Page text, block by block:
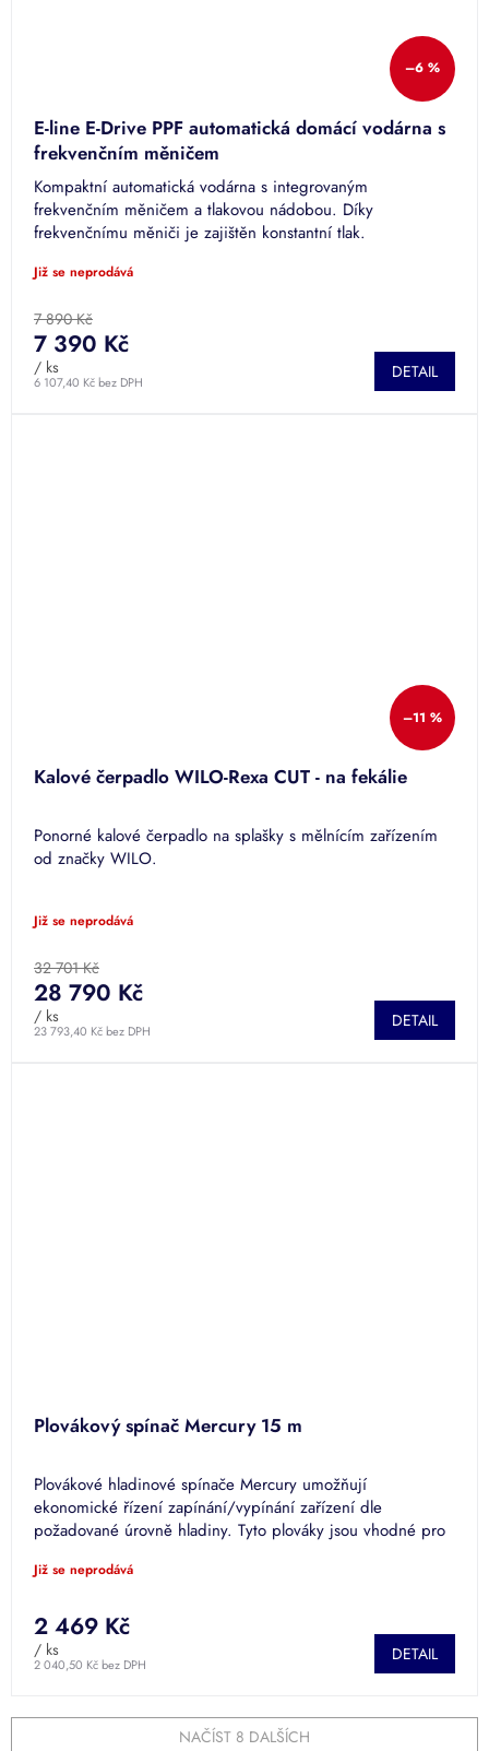
–6 %
E-line E-Drive PPF automatická domácí vodárna s
frekvenčním měničem
Kompaktní automatická vodárna s integrovaným
frekvenčním měničem a tlakovou nádobou. Díky
frekvenčnímu měniči je zajištěn konstantní tlak.
Již se neprodává
7 890 Kč
6 107,40 Kč bez DPH
7 390 Kč
/ ks DETAIL
–11 %
Kalové čerpadlo WILO-Rexa CUT - na fekálie
Ponorné kalové čerpadlo na splašky s mělnícím zařízením
od značky WILO.
Již se neprodává
32 701 Kč
23 793,40 Kč bez DPH
28 790 Kč
/ ks DETAIL
Plovákový spínač Mercury 15 m
Plovákové hladinové spínače Mercury umožňují
ekonomické řízení zapínání/vypínání zařízení dle
požadované úrovně hladiny. Tyto plováky jsou vhodné pro
Již se neprodává
2 040,50 Kč bez DPH
2 469 Kč
/ ks DETAIL
NAČÍST 8 DALŠÍCH